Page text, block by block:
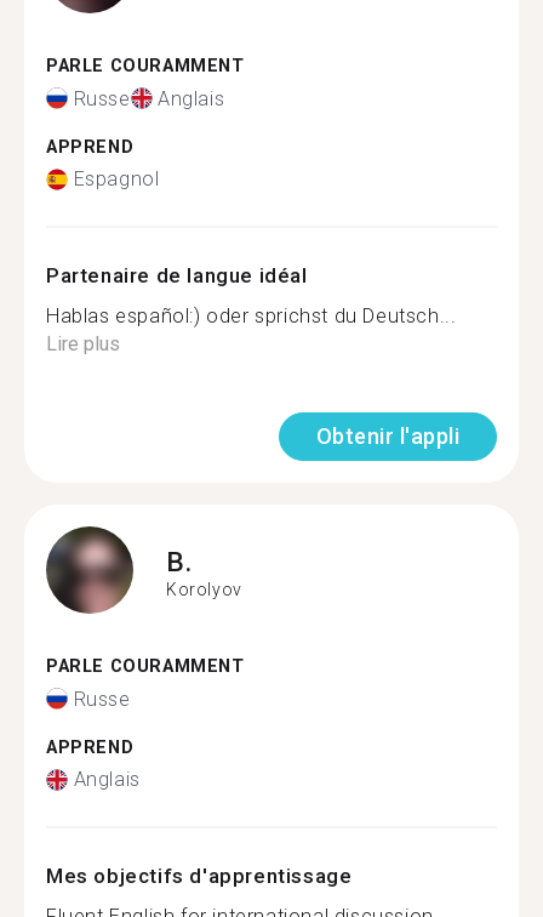
PARLE COURAMMENT
Russe Anglais
APPREND
Espagnol
Partenaire de langue idéal
Hablas español:) oder sprichst du Deutsch...
Lire plus
Obtenir l'appli
B.
Korolyov
PARLE COURAMMENT
Russe
APPREND
Anglais
Mes objectifs d'apprentissage